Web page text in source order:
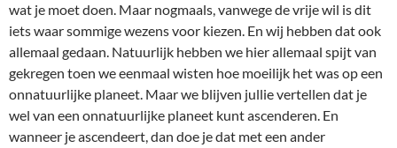
wat je moet doen. Maar nogmaals, vanwege de vrije wil is dit
iets waar sommige wezens voor kiezen. En wij hebben dat ook
allemaal gedaan. Natuurlijk hebben we hier allemaal spijt van
gekregen toen we eenmaal wisten hoe moeilijk het was op een
onnatuurlijke planeet. Maar we blijven jullie vertellen dat je
wel van een onnatuurlijke planeet kunt ascenderen. En
wanneer je ascendeert, dan doe je dat met een ander